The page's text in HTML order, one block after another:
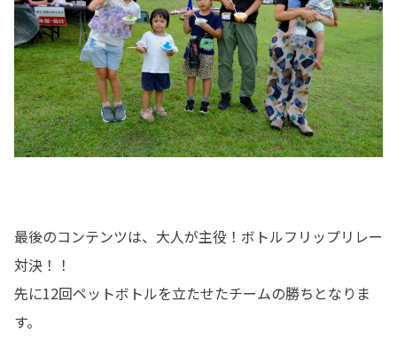
最後のコンテンツは、大人が主役！ボトルフリップリレー
対決！！
先に12回ペットボトルを立たせたチームの勝ちとなりま
す。